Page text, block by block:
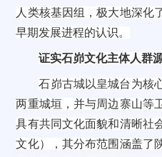
人类核基因组，极大地深化
早期发展进程的认识。
证实石峁文化主体人群
石峁古城以皇城台为核
两重城垣，并与周边寨山等
具有共同文化面貌和清晰社
文化），其分布范围涵盖了